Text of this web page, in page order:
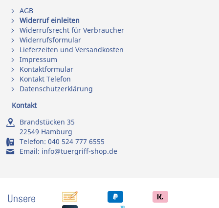
AGB
Widerruf einleiten
Widerrufsrecht für Verbraucher
Widerrufsformular
Lieferzeiten und Versandkosten
Impressum
Kontaktformular
Kontakt Telefon
Datenschutzerklärung
Kontakt
Brandstücken 35
22549 Hamburg
Telefon: 040 524 777 6555
Email: info@tuergriff-shop.de
Unsere